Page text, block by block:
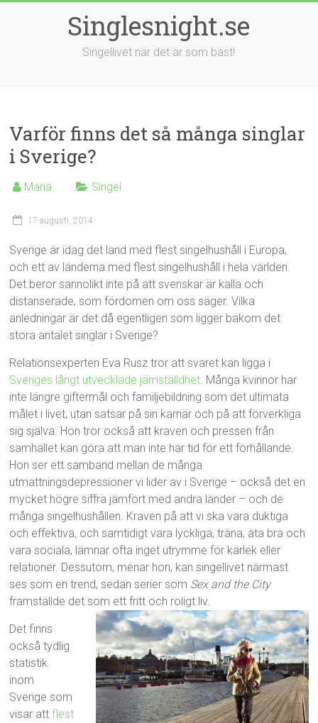
Singlesnight.se
Singellivet när det är som bäst!
Varför finns det så många singlar
i Sverige?
Maria Singel
17 augusti, 2014
Sverige är idag det land med flest singelhushåll i Europa,
och ett av länderna med flest singelhushåll i hela världen.
Det beror sannolikt inte på att svenskar är kalla och
distanserade, som fördomen om oss säger. Vilka
anledningar är det då egentligen som ligger bakom det
stora antalet singlar i Sverige?
Relationsexperten Eva Rusz tror att svaret kan ligga i
Sveriges långt utvecklade jämställdhet. Många kvinnor har
inte längre giftermål och familjebildning som det ultimata
målet i livet, utan satsar på sin karriär och på att förverkliga
sig själva. Hon tror också att kraven och pressen från
samhället kan göra att man inte har tid för ett förhållande.
Hon ser ett samband mellan de många
utmattningsdepressioner vi lider av i Sverige – också det en
mycket högre siffra jämfört med andra länder – och de
många singelhushållen. Kraven på att vi ska vara duktiga
och effektiva, och samtidigt vara lyckliga, träna, äta bra och
vara sociala, lämnar ofta inget utrymme för kärlek eller
relationer. Dessutom, menar hon, kan singellivet närmast
ses som en trend, sedan serier som Sex and the City
framställde det som ett fritt och roligt liv.
Det finns
också tydlig
statistik
inom
Sverige som
visar attflest